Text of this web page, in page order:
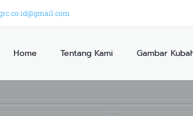
Home Tentang Kami Gambar